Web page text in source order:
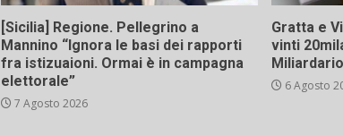
[Sicilia] Regione. Pellegrino a
Mannino “Ignora le basi dei rapporti
fra istizuaioni. Ormai è in campagna
elettorale”
7 Agosto 2026
Gratta e
vinti
6 Agosto